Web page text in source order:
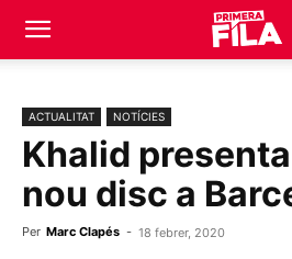
ACTUALITAT NOTÍCIES
Khalid
nou disc a
Per Marc Clapés - 18 febrer, 2020